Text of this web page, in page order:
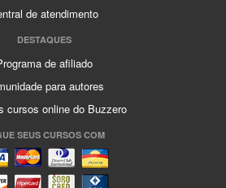
de atendimento
DESTAQUES
de afiliado
para autores
cursos online do Buzzero
SEUS CURSOS COM